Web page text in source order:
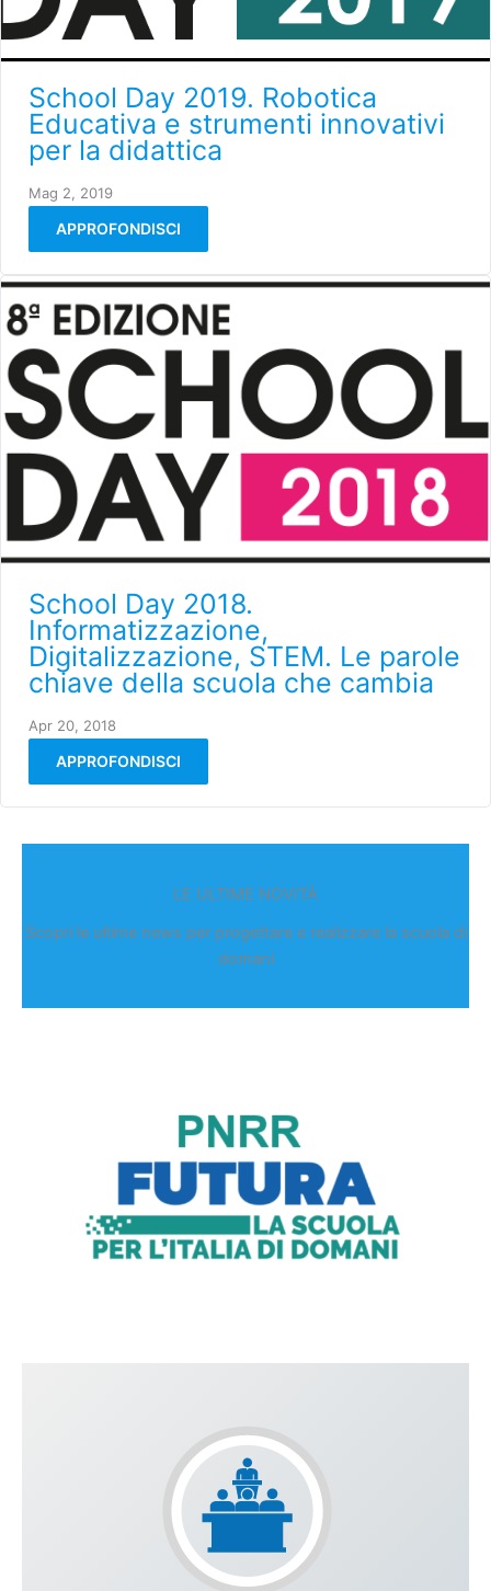
School Day 2019. Robotica
Educativa e strumenti innovativi
per la didattica
Mag 2, 2019
APPROFONDISCI
School Day 2018.
Informatizzazione,
Digitalizzazione, STEM. Le parole
chiave della scuola che cambia
Apr 20, 2018
APPROFONDISCI
LE ULTIME NOVITÀ
Scopri le ultime news per progettare e realizzare la scuola di
domani